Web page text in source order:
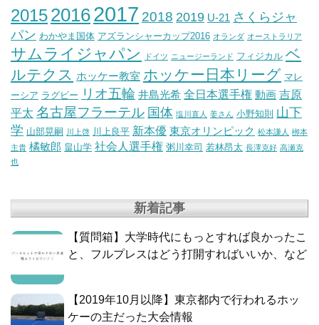
201520162017 2018 2019 U-21 さくらジャ
パン わかやま国体 アズランシャーカップ2016 オランダ オーストラリア
サムライジャパン ドイツ ニュージーランド フィジカル ベ
ルテクス ホッケー教室 ホッケー日本リーグ マレ
ーシア ラグビー リオ五輪 井島光希 全日本選手権 動画 吉原
平太 名古屋フラーテル 国体 塩川直人 姜さん 小野知則 山下
学 山部晃嗣 川上啓 川上良平 新本優 東京オリンピック 松本謙人 栁本
主貴 橘敏郎 畠山学 社会人選手権 粥川幸司 若林昂太 長澤克好 高瀬克
也
新着記事
【質問箱】大学時代にもっとすれば良かったこ
と、フルプレスはどう打開すればいいか、など
【2019年10月以降】東京都内で行われるホッ
ケーの主だった大会情報